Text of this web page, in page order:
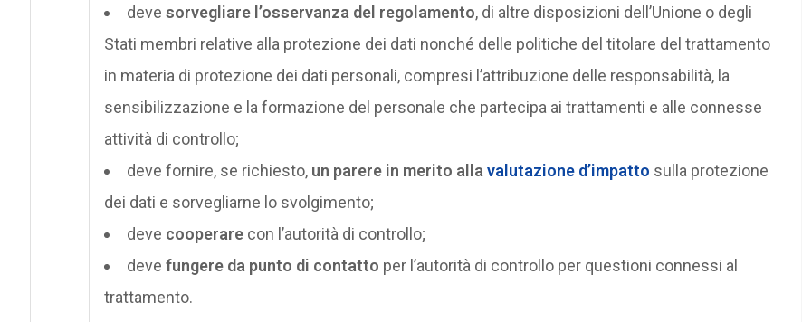
deve sorvegliare l’osservanza del regolamento, di altre disposizioni dell’Unione o degli
Stati membri relative alla protezione dei dati nonché delle politiche del titolare del trattamento
in materia di protezione dei dati personali, compresi l’attribuzione delle responsabilità, la
sensibilizzazione e la formazione del personale che partecipa ai trattamenti e alle connesse
attività di controllo;
deve fornire, se richiesto,un parere in merito alla valutazione d’impatto sulla protezione
dei dati e sorvegliarne lo svolgimento;
deve cooperarecon l’autorità di controllo;
deve fungere da punto di contatto per l’autorità di controllo per questioni connessi al
trattamento.